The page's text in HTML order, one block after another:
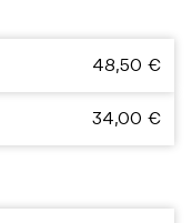
48,50 €
34,00 €